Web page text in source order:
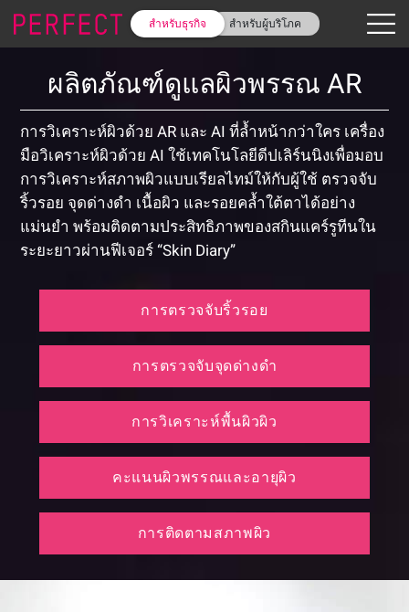
สำหรับธุรกิจ สำหรับผู้บริโภค
ผลิตภัณฑ์ดูแลผิวพรรณ AR
การวิเคราะห์ผิวด้วย AR และ AI ที่ล้ำหน้ากว่าใคร เครื่อง
มือวิเคราะห์ผิวด้วย AI ใช้เทคโนโลยีดีปเลิร์นนิงเพื่อมอบ
การวิเคราะห์สภาพผิวแบบเรียลไทม์ให้กับผู้ใช้ ตรวจจับ
ริ้วรอย จุดด่างดำ เนื้อผิว และรอยคล้ำใต้ตาได้อย่าง
แม่นยำ พร้อมติดตามประสิทธิภาพของสกินแคร์รูทีนใน
ระยะยาวผ่านฟีเจอร์ “Skin Diary”
การตรวจจับริ้วรอย
การตรวจจับจุดด่างดำ
การวิเคราะห์พื้นผิวผิว
คะแนนผิวพรรณและอายุผิว
การติดตามสภาพผิว